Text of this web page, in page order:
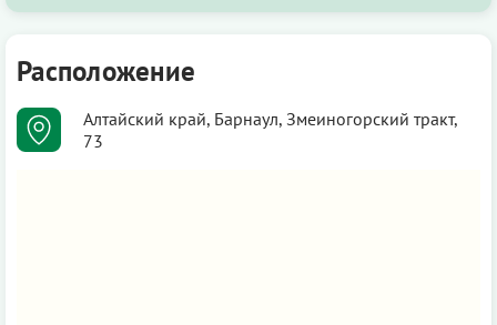
Расположение
Алтайский край, Барнаул, Змеиногорский тракт,
73